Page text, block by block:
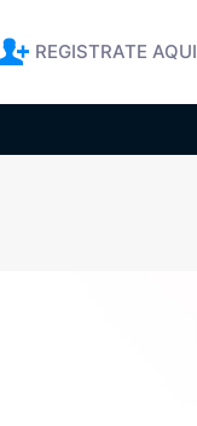
REGISTRATE AQUI